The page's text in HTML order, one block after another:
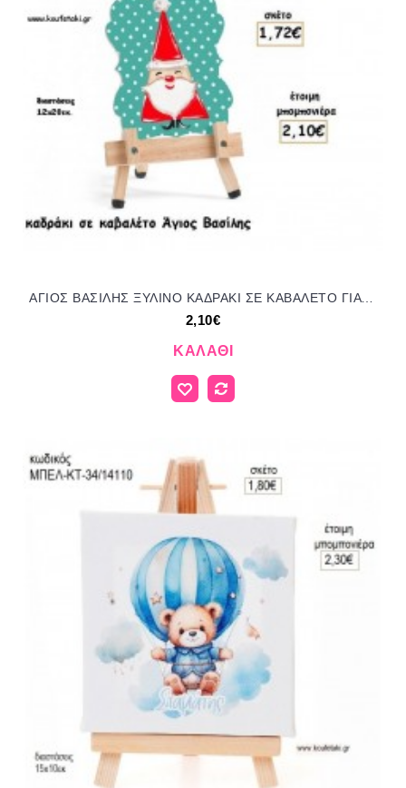
ΑΓΙΟΣ ΒΑΣΙΛΗΣ ΞΥΛΙΝΟ ΚΑΔΡΑΚΙ ΣΕ ΚΑΒΑΛΕΤΟ ΓΙΑ ΜΠΟΜΠΟΝΙΕΡΕΣ ΒΑΠΤΙΣΗΣ - ΔΩΡΑ ΠΑΡΤΥ - ΕΟΡΤΩΝ ΠΑΡ-Ρ2020-Ε/41114 2.10€!!!
2,10€
ΚΑΛΆΘΙ